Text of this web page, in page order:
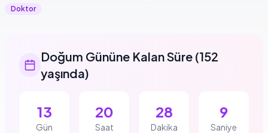
Doktor
Doğum Gününe Kalan Süre (152
yaşında)
13
Gün
20
Saat
28
Dakika
9
Saniye